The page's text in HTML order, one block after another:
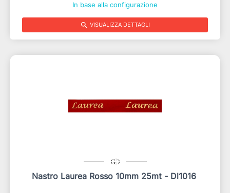
In base alla configurazione
search VISUALIZZA DETTAGLI
Nastro Laurea Rosso 10mm 25mt - Dl1016